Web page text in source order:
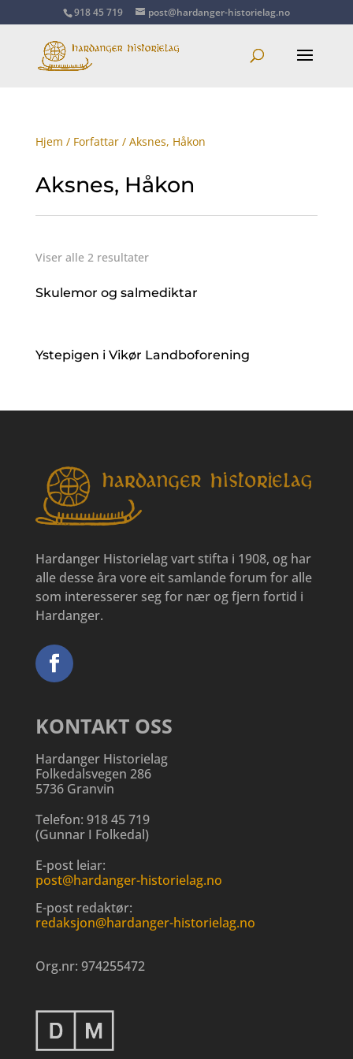
918 45 719 post@hardanger-historielag.no
Hjem / Forfattar/ Aksnes, Håkon
Aksnes, Håkon
Viser alle 2 resultater
Skulemor og salmediktar
Ystepigen i Vikør Landboforening
Hardanger Historielag vart stifta i 1908, og har
alle desse åra vore eit samlande forum for alle
som interesserer seg for nær og fjern fortid i
Hardanger.
KONTAKT OSS
Hardanger Historielag
Folkedalsvegen 286
5736 Granvin
Telefon: 918 45 719
(Gunnar I Folkedal)
E-post leiar:
post@hardanger-historielag.no
E-post redaktør:
redaksjon@hardanger-historielag.no
Org.nr: 974255472